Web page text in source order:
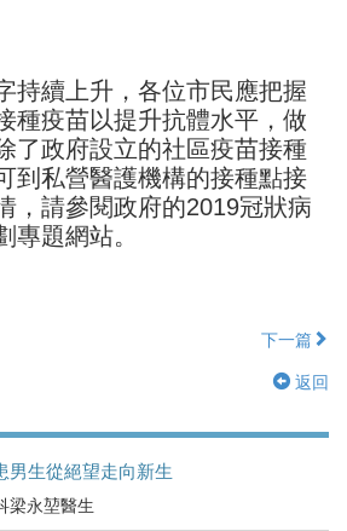
持續上升，各位市民應把握
種疫苗以提升抗體水平，做
了政府設立的社區疫苗接種
到私營醫護機構的接種點接
，請參閱政府的2019冠狀病
專題網站。
下一篇
返回
男生從絕望走向新生
梁永堃醫生